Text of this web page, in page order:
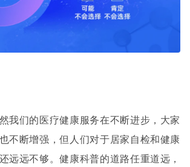
我们的医疗健康服务在不断进步，大家
不断增强，但人们对于居家自检和健康
远远不够。健康科普的道路任重道远，